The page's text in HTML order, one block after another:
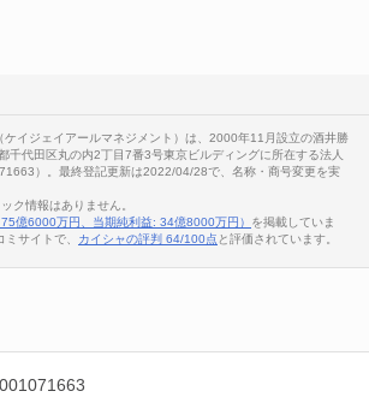
ケイジェイアールマネジメント）は、2000年11月設立の酒井勝
千代田区丸の内2丁目7番3号東京ビルディングに所在する法人
）。最終登記更新は2022/04/28で、名称・商号変更を実
ク情報はありません。
億6000万円、当期純利益: 34億8000万円） を掲載していま
サイトで、 カイシャの評判 64/100点 と評価されています。